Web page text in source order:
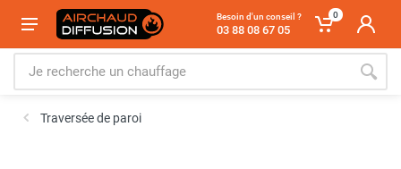
Besoin d'un conseil ?
03 88 08 67 05
0
Traversée de paroi